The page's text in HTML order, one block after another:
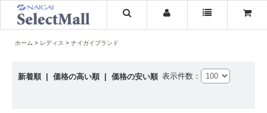
ホーム レディス ナイガイブランド
新着順 価格の高い順 価格の安い順 表示件数：